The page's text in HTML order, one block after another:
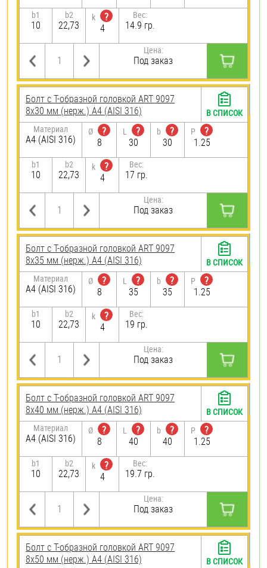
b1
10
b2
22,73
k
?
4
Вес:
14.9 гр.
Цена:
Под заказ
Болт с Т-образной головкой ART 9097
8х30 мм (нерж.) A4 (AISI 316)
Материал
A4 (AISI 316)
Ø
?
8
L
?
30
b
?
30
P
?
1.25
b1
10
b2
22,73
k
?
4
Вес:
17 гр.
Цена:
Под заказ
В СПИСОК
Болт с Т-образной головкой ART 9097
8х35 мм (нерж.) A4 (AISI 316)
Материал
A4 (AISI 316)
Ø
?
8
L
?
35
b
?
35
P
?
1.25
b1
10
b2
22,73
k
?
4
Вес:
19 гр.
Цена:
Под заказ
В СПИСОК
Болт с Т-образной головкой ART 9097
8х40 мм (нерж.) A4 (AISI 316)
Материал
A4 (AISI 316)
Ø
?
8
L
?
40
b
?
40
P
?
1.25
b1
10
b2
22,73
k
?
4
Вес:
19.7 гр.
Цена:
Под заказ
В СПИСОК
Болт с Т-образной головкой ART 9097
8х50 мм (нерж.) A4 (AISI 316)
В СПИСОК